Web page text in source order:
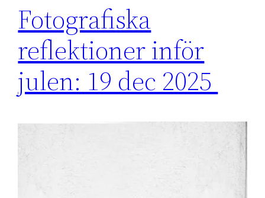
Fotografiska
reflektioner inför
julen: 19 dec 2025